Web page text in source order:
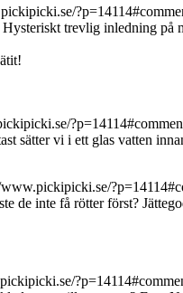
trevlig inledning på
sätter vi i ett glas vatten
de inte få rötter först?